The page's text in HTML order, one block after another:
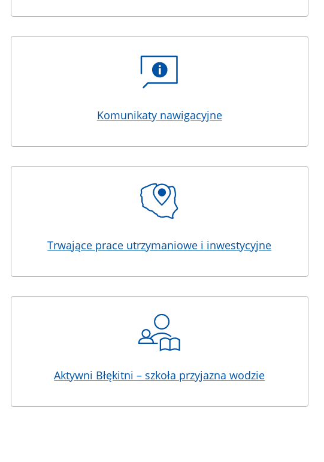
Komunikaty nawigacyjne
Trwające prace utrzymaniowe i inwestycyjne
Aktywni Błękitni – szkoła przyjazna wodzie